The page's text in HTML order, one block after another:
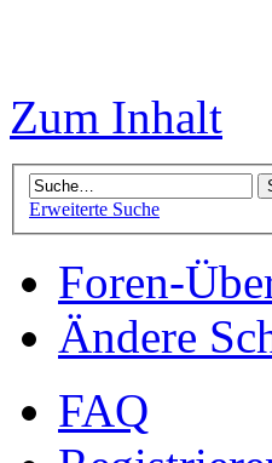
Zum Inhalt
Erweiterte Suche
Foren-
Ändere
FAQ